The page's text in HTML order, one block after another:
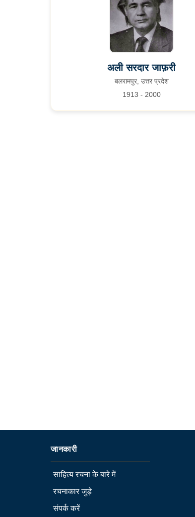
अली सरदार जाफ़री
बलरामपुर, उत्तर प्रदेश
1913 - 2000
जानकारी
साहित्य रचना के बारे में
रचनाकार जुड़े
संपर्क करें